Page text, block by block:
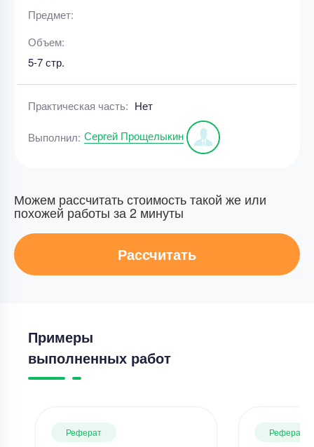
Предмет:
Объем:
5-7 стр.
Практическая часть: Нет
Выполнил: Сергей Прощелыкин
Можем рассчитать стоимость такой же или
похожей работы за 2 минуты
Рассчитать
Примеры
выполненных работ
Реферат Реферат